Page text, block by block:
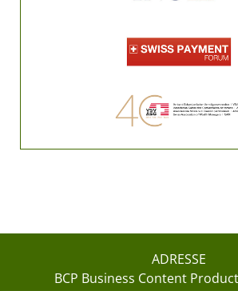
ADRESSE
BCP Business Content